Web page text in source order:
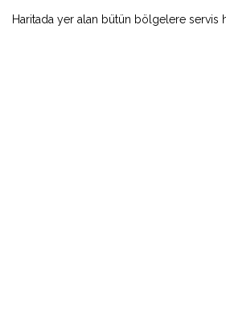
Haritada yer alan bütün bölgelere servis